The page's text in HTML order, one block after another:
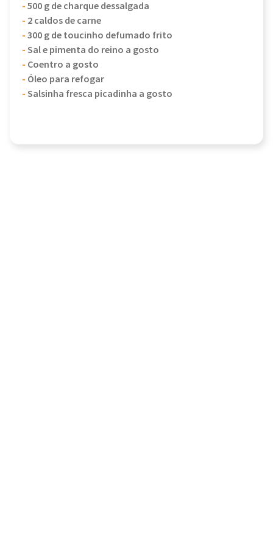
-500 g de charque dessalgada
- 2 caldos de carne
-300 g de toucinho defumado frito
-Sal e pimenta do reino a gosto
- Coentro a gosto
- Óleo para refogar
-Salsinha fresca picadinha a gosto